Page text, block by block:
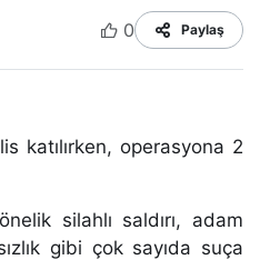
0 Paylaş
katılırken, operasyona 2
silahlı saldırı, adam
gibi çok sayıda suça